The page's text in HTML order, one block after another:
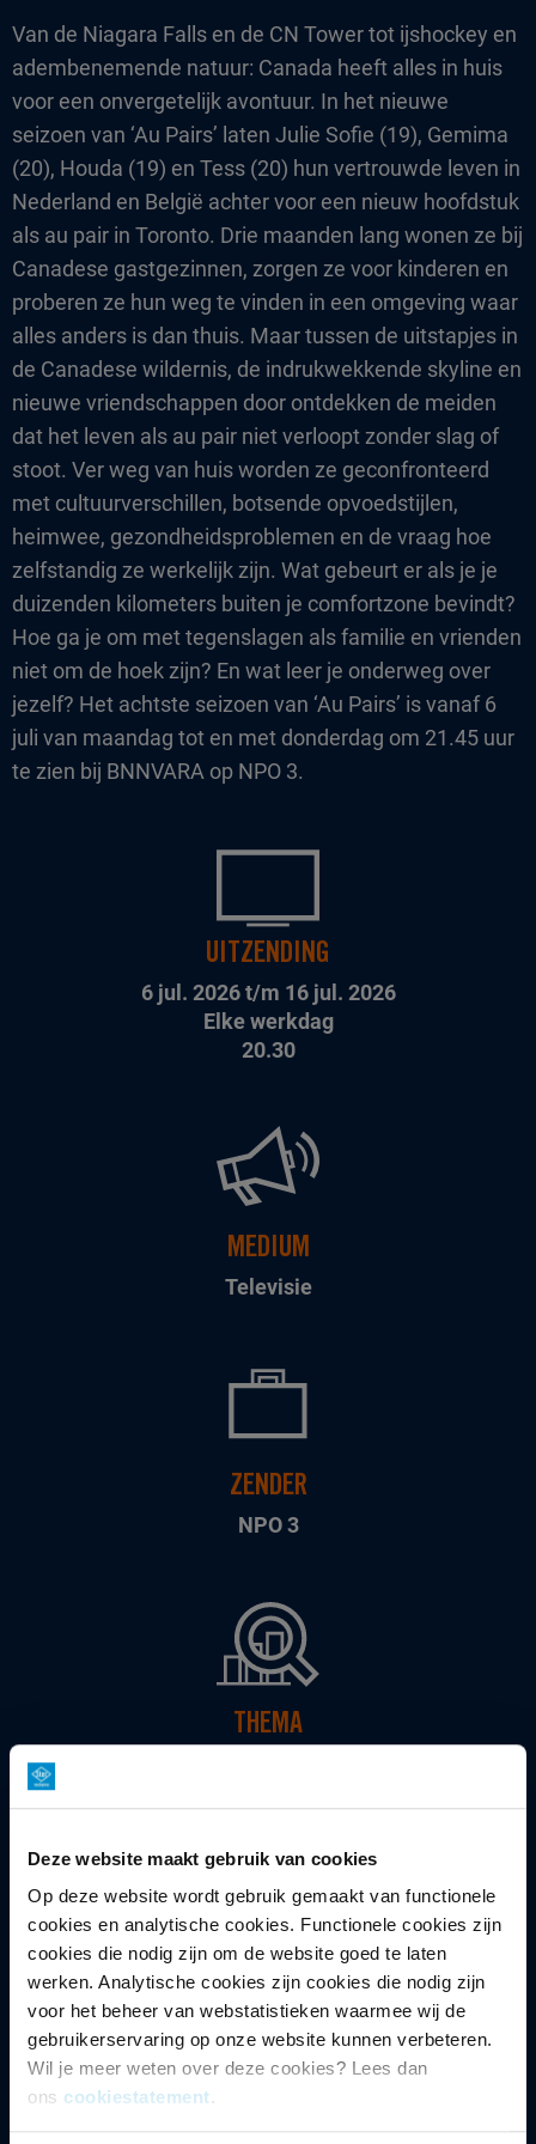
Deze website maakt gebruik van cookies
Op deze website wordt gebruik gemaakt van functionele
cookies en analytische cookies. Functionele cookies zijn
cookies die nodig zijn om de website goed te laten
werken. Analytische cookies zijn cookies die nodig zijn
voor het beheer van webstatistieken waarmee wij de
gebruikerservaring op onze website kunnen verbeteren.
Wil je meer weten over deze cookies? Lees dan
ons cookiestatement.
Van de Niagara Falls en de CN Tower tot ijshockey en
adembenemende natuur: Canada heeft alles in huis
voor een onvergetelijk avontuur. In het nieuwe
seizoen van ‘Au Pairs’ laten Julie Sofie (19), Gemima
(20), Houda (19) en Tess (20) hun vertrouwde leven in
Nederland en België achter voor een nieuw hoofdstuk
als au pair in Toronto. Drie maanden lang wonen ze bij
Canadese gastgezinnen, zorgen ze voor kinderen en
proberen ze hun weg te vinden in een omgeving waar
alles anders is dan thuis. Maar tussen de uitstapjes in
de Canadese wildernis, de indrukwekkende skyline en
nieuwe vriendschappen door ontdekken de meiden
dat het leven als au pair niet verloopt zonder slag of
stoot. Ver weg van huis worden ze geconfronteerd
met cultuurverschillen, botsende opvoedstijlen,
heimwee, gezondheidsproblemen en de vraag hoe
zelfstandig ze werkelijk zijn. Wat gebeurt er als je je
duizenden kilometers buiten je comfortzone bevindt?
Hoe ga je om met tegenslagen als familie en vrienden
niet om de hoek zijn? En wat leer je onderweg over
jezelf? Het achtste seizoen van ‘Au Pairs’ is vanaf 6
juli van maandag tot en met donderdag om 21.45 uur
te zien bij BNNVARA op NPO 3.
UITZENDING
6 jul. 2026 t/m 16 jul. 2026
Elke werkdag
20.30
MEDIUM
Televisie
ZENDER
NPO 3
THEMA
DOELGROEP
Vrouwen 25-67 jaar